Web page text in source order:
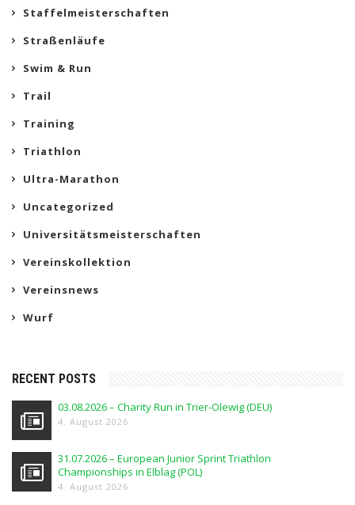
Staffelmeisterschaften
Straßenläufe
Swim & Run
Trail
Training
Triathlon
Ultra-Marathon
Uncategorized
Universitätsmeisterschaften
Vereinskollektion
Vereinsnews
Wurf
RECENT POSTS
03.08.2026 – Charity Run in Trier-Olewig (DEU)
4. August 2026
31.07.2026 – European Junior Sprint Triathlon
Championships in Elblag (POL)
4. August 2026